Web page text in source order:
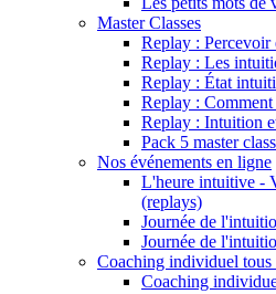
Master Classes
Replay :
Replay : Les
Replay : État
Replay :
Replay : Intuition
Pack 5 master
Nos événements en ligne
L'heure intuitive -
(replays)
Journée de
Journée de
Coaching individuel tous
Coaching